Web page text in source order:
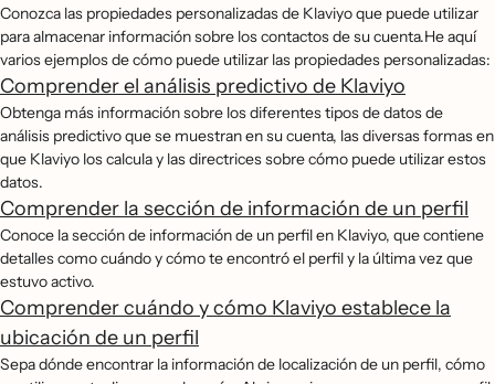
Conozca las propiedades personalizadas de Klaviyo que puede utilizar
para almacenar información sobre los contactos de su cuenta.He aquí
varios ejemplos de cómo puede utilizar las propiedades personalizadas:
Comprender el análisis predictivo de Klaviyo
Obtenga más información sobre los diferentes tipos de datos de
análisis predictivo que se muestran en su cuenta, las diversas formas en
que Klaviyo los calcula y las directrices sobre cómo puede utilizar estos
datos.
Comprender la sección de información de un perfil
Conoce la sección de información de un perfil en Klaviyo, que contiene
detalles como cuándo y cómo te encontró el perfil y la última vez que
estuvo activo.
Comprender cuándo y cómo Klaviyo establece la
ubicación de un perfil
Sepa dónde encontrar la información de localización de un perfil, cómo